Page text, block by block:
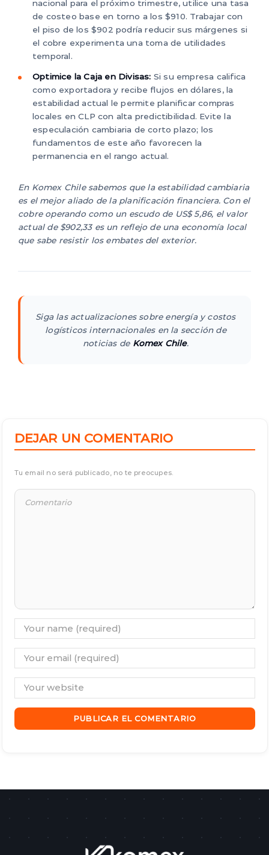
nacional para el próximo trimestre, utilice una tasa
de costeo base en torno a los $910. Trabajar con
el piso de los $902 podría reducir sus márgenes si
el cobre experimenta una toma de utilidades
temporal.
Optimice la Caja en Divisas: Si su empresa califica
como exportadora y recibe flujos en dólares, la
estabilidad actual le permite planificar compras
locales en CLP con alta predictibilidad. Evite la
especulación cambiaria de corto plazo; los
fundamentos de este año favorecen la
permanencia en el rango actual.
En Komex Chile sabemos que la estabilidad cambiaria
es el mejor aliado de la planificación financiera. Con el
cobre operando como un escudo de US$ 5,86, el valor
actual de $902,33 es un reflejo de una economía local
que sabe resistir los embates del exterior.
Siga las actualizaciones sobre energía y costos
logísticos internacionales en la sección de
noticias de Komex Chile.
DEJAR UN COMENTARIO
Tu email no será publicado, no te preocupes.